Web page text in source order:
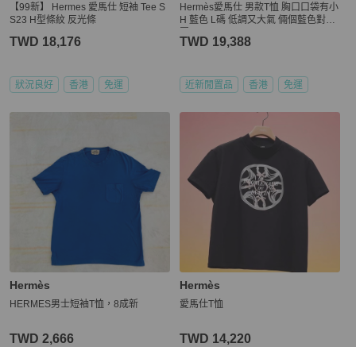
【99新】 Hermes 愛馬仕 短袖 Tee S
S23 H型條紋 反光條
TWD 18,176
狀況良好 香港 免運
Hermès愛馬仕 男款T恤 胸口口袋有小
H 藍色 L碼 低調又大氣 倆個藍色對比
TWD 19,388
近新閒置品 香港 免運
Hermès
HERMES男士短袖T恤，8成新
TWD 2,666
Hermès
愛馬仕T恤
TWD 14,220